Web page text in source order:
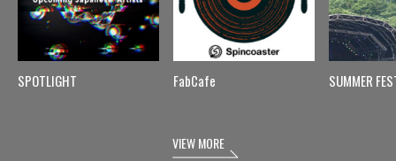
SPOTLIGHT FabCafe SUMMER
VIEW MORE